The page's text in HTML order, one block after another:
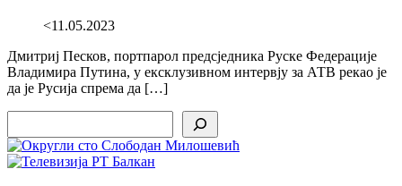
<11.05.2023
Дмитриј Песков, портпарол предсједника Руске Федерације
Владимира Путина, у ексклузивном интервју за АТВ рекао је
да је Русија спрема да […]